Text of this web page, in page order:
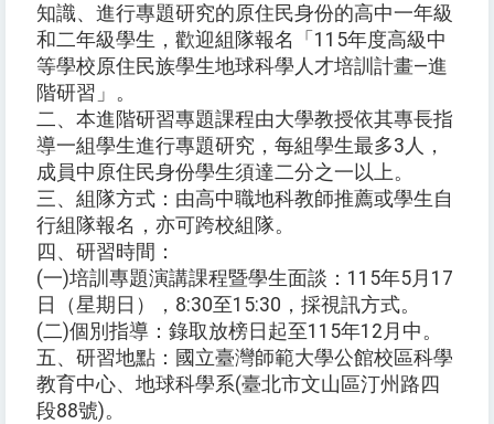
知識、進行專題研究的原住民身份的高中一年級
和二年級學生，歡迎組隊報名「115年度高級中
等學校原住民族學生地球科學人才培訓計畫―進
階研習」。
二、本進階研習專題課程由大學教授依其專長指
導一組學生進行專題研究，每組學生最多3人，
成員中原住民身份學生須達二分之一以上。
三、組隊方式：由高中職地科教師推薦或學生自
行組隊報名，亦可跨校組隊。
四、研習時間：
(一)培訓專題演講課程暨學生面談：115年5月17
日（星期日），8:30至15:30，採視訊方式。
(二)個別指導：錄取放榜日起至115年12月中。
五、研習地點：國立臺灣師範大學公館校區科學
教育中心、地球科學系(臺北市文山區汀州路四
段88號)。